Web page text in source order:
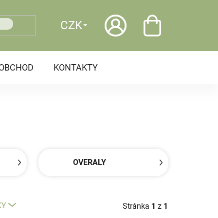
CZK
KONTAKTY
OVERALY
Stránka 1 z 1